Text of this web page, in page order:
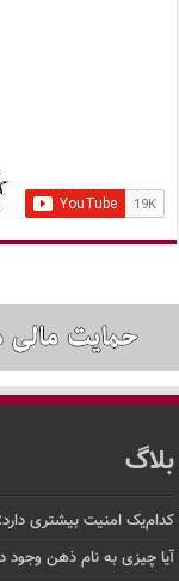
بلاگ
کدام‌یک امنیت بیشتری
آیا چیزی به نام ذهن وجود